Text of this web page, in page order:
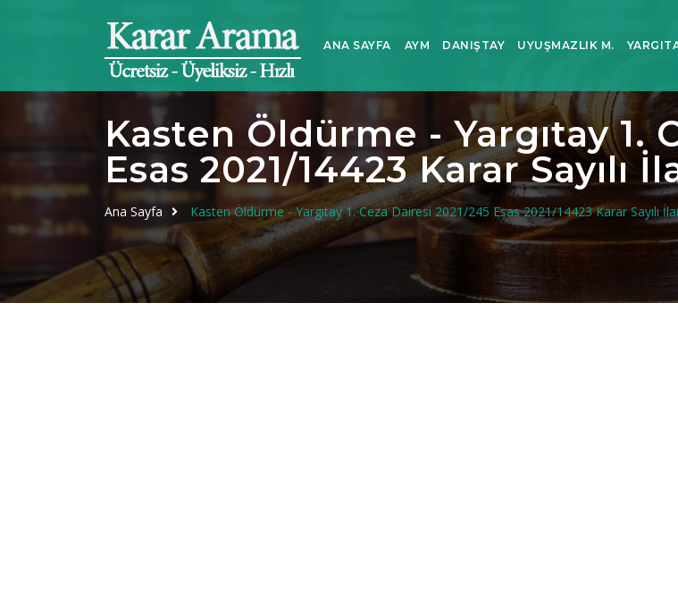
ANA SAYFA AYM DANIŞTAY UYUŞMAZLIK M.
Kasten Öldürme - Yargıtay 1.
Esas 2021/14423 Karar Sayılı
Ana Sayfa Kasten Öldürme - Yargıtay 1. Ceza Dairesi 2021/245 Esas 2021/14423 Karar Sayılı